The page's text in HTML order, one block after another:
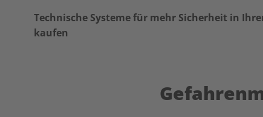
Technische Systeme für mehr Sicherheit in
kaufen